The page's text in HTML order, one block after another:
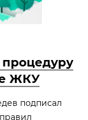
процедуру
ЖКУ
подписал